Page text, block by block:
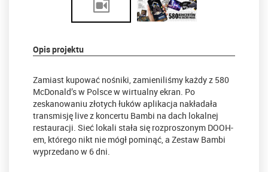
Opis projektu
Zamiast kupować nośniki, zamieniliśmy każdy z 580
McDonald’s w Polsce w wirtualny ekran. Po
zeskanowaniu złotych łuków aplikacja nakładała
transmisję live z koncertu Bambi na dach lokalnej
restauracji. Sieć lokali stała się rozproszonym DOOH-
em, którego nikt nie mógł pominąć, a Zestaw Bambi
wyprzedano w 6 dni.